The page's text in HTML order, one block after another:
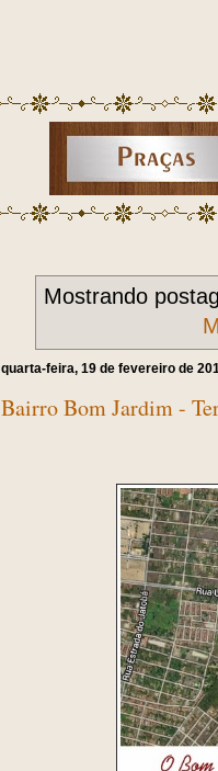
Mostrando
quarta-feira, 19 de fevereiro de
Bairro Bom Jardim -